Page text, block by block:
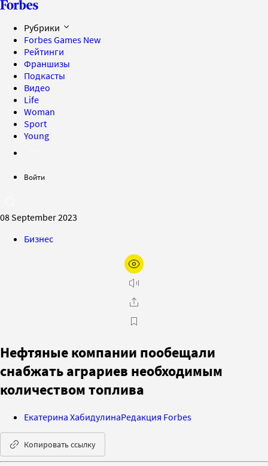
Рубрики
Forbes Games New
Рейтинги
Франшизы
Подкасты
Видео
Life
Woman
Sport
Young
Войти
08 September 2023
Бизнес
Нефтяные компании пообещали
снабжать аграриев необходимым
количеством топлива
Екатерина ХабидулинаРедакция Forbes
Копировать ссылку